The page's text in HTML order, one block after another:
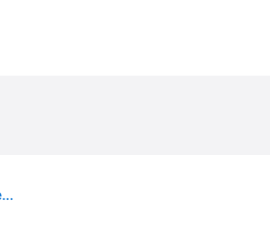
Wilson NBA Miami Heat NBA Team Mini Hoop Miami Heat Basketball Rot - 1SIZE